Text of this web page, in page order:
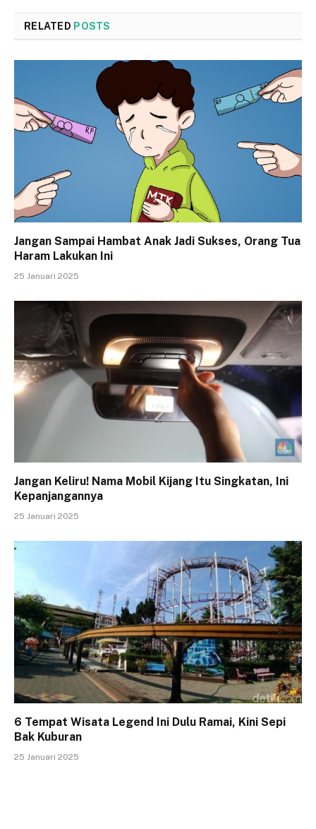
RELATED POSTS
Jangan Sampai Hambat Anak Jadi Sukses, Orang Tua
Haram Lakukan Ini
25 Januari 2025
Jangan Keliru! Nama Mobil Kijang Itu Singkatan, Ini
Kepanjangannya
25 Januari 2025
6 Tempat Wisata Legend Ini Dulu Ramai, Kini Sepi
Bak Kuburan
25 Januari 2025